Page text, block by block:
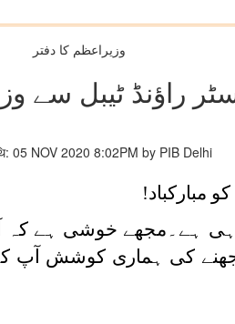
وزیراعظم کا دفتر
راؤنڈ ٹیبل
05 NOV 2020 8:02PM by PIB Delhi
مبارکباد!
ہے۔مجھے خوشی ہے کہ
کی ہماری کوشش آپ